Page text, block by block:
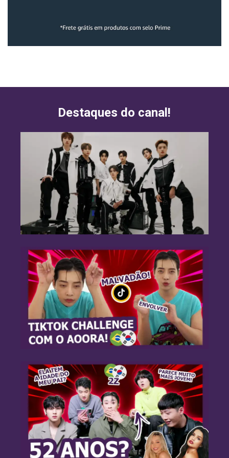
Destaques do canal!